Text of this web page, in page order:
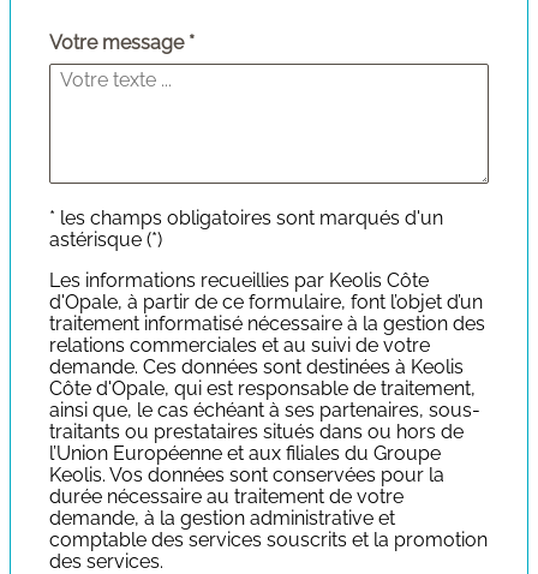
Votre message
* les champs obligatoires sont marqués d'un
astérisque (*)
Les informations recueillies par Keolis Côte
d'Opale, à partir de ce formulaire, font l’objet d’un
traitement informatisé nécessaire à la gestion des
relations commerciales et au suivi de votre
demande. Ces données sont destinées à Keolis
Côte d'Opale, qui est responsable de traitement,
ainsi que, le cas échéant à ses partenaires, sous-
traitants ou prestataires situés dans ou hors de
l’Union Européenne et aux filiales du Groupe
Keolis. Vos données sont conservées pour la
durée nécessaire au traitement de votre
demande, à la gestion administrative et
comptable des services souscrits et la promotion
des services.